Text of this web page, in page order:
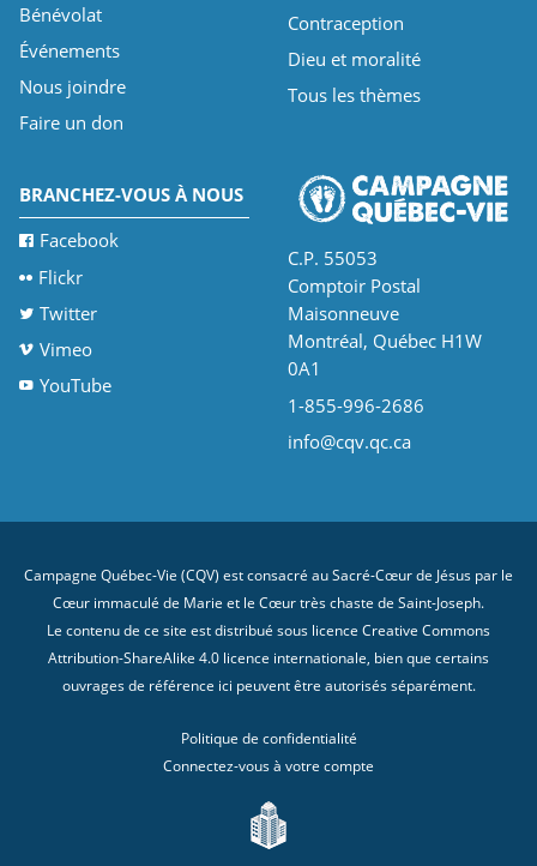
Bénévolat
Événements
Nous joindre
Faire un don
Contraception
Dieu et moralité
Tous les thèmes
BRANCHEZ-VOUS À NOUS
Facebook
Flickr
Twitter
Vimeo
YouTube
C.P. 55053
Comptoir Postal
Maisonneuve
Montréal, Québec H1W
0A1
1-855-996-2686
info@cqv.qc.ca
Campagne Québec-Vie (CQV) est consacré au Sacré-Cœur de Jésus par le
Cœur immaculé de Marie et le Cœur très chaste de Saint-Joseph.
Le contenu de ce site est distribué sous licence Creative Commons
Attribution-ShareAlike 4.0 licence internationale, bien que certains
ouvrages de référence ici peuvent être autorisés séparément.
Politique de confidentialité
Connectez-vous à votre compte